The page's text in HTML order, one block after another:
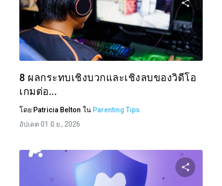
แบ่งปั
8 ผลกระทบเชิงบวกและเชิงลบของวิดีโอ
เกมต่อ...
โดย Patricia Belton ใน Parenting Tips
อัปเดต 01 มิ.ย., 2026